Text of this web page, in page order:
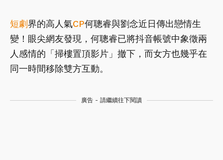
短劇界的高人氣CP何聰睿與劉念近日傳出戀情生
變！眼尖網友發現，何聰睿已將抖音帳號中象徵兩
人感情的「掃樓置頂影片」撤下，而女方也幾乎在
同一時間移除雙方互動。
廣告 - 請繼續往下閱讀